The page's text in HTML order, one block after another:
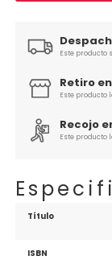
Este producto
Retiro
Este producto
Recojo
Este producto
Título
ISBN